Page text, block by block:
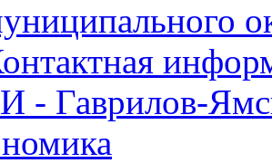
- Гаврилов-